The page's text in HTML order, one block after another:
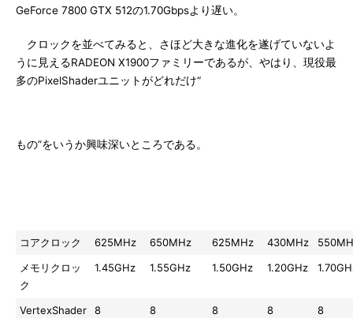
GeForce 7800 GTX 512の1.70Gbpsより遅い。
クロックを並べてみると、さほど大きな進化を遂げていないよ
うに見えるRADEON X1900ファミリーであるが、やはり、現役最
多のPixelShaderユニットがどれだけ“
もの”をいうか興味深いところである。
コアクロック
625MHz 650MHz 625MHz 430MHz
メモリクロッ
ク
1.45GHz 1.55GHz 1.50GHz 1.20GHz
VertexShader 8 8 8 8 8